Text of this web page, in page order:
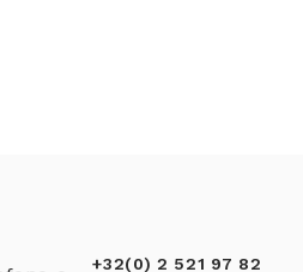
+32(0) 2 521 97 82